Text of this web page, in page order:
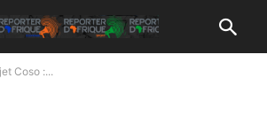
Coso :...